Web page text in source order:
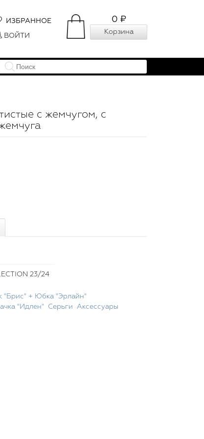
0 ₽
Корзина
ИЗБРАННОЕ
ВОЙТИ
с жемчугом, с
23/24
"Брис" + Юбка "Эрлайн"
"Идлен"
Серьги Аксессуары